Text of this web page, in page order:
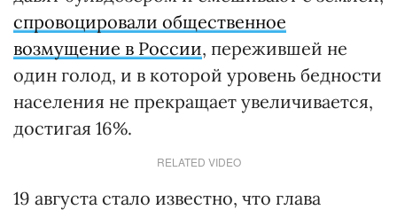
спровоцировали общественное
возмущение в России, пережившей не
один голод, и в которой уровень бедности
населения не прекращает увеличивается,
достигая 16%.
RELATED VIDEO
19 августа стало известно, что глава